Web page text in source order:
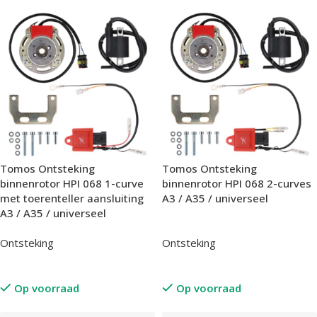
Tomos Ontsteking
binnenrotor HPI 068 1-curve
met toerenteller aansluiting
A3 / A35 / universeel
Ontsteking
Op voorraad
Tomos Ontsteking
binnenrotor HPI 068 2-curves
A3 / A35 / universeel
Ontsteking
Op voorraad